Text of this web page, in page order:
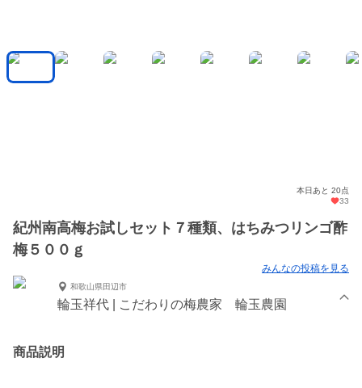
本日あと 20点
33
紀州南高梅お試しセット７種類、はちみつリンゴ酢
梅５００ｇ
みんなの投稿を見る
和歌山県田辺市
輪玉祥代 | こだわりの梅農家 輪玉農園
商品説明